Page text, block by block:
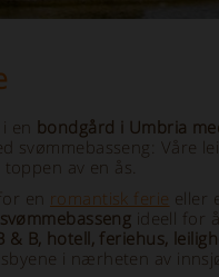
en bondgård i Umbria
svømmebasseng: Våre
toppen av en ås.
en romantisk ferie eller
ideell for
& B, hotell, feriehus,
i nærheten av